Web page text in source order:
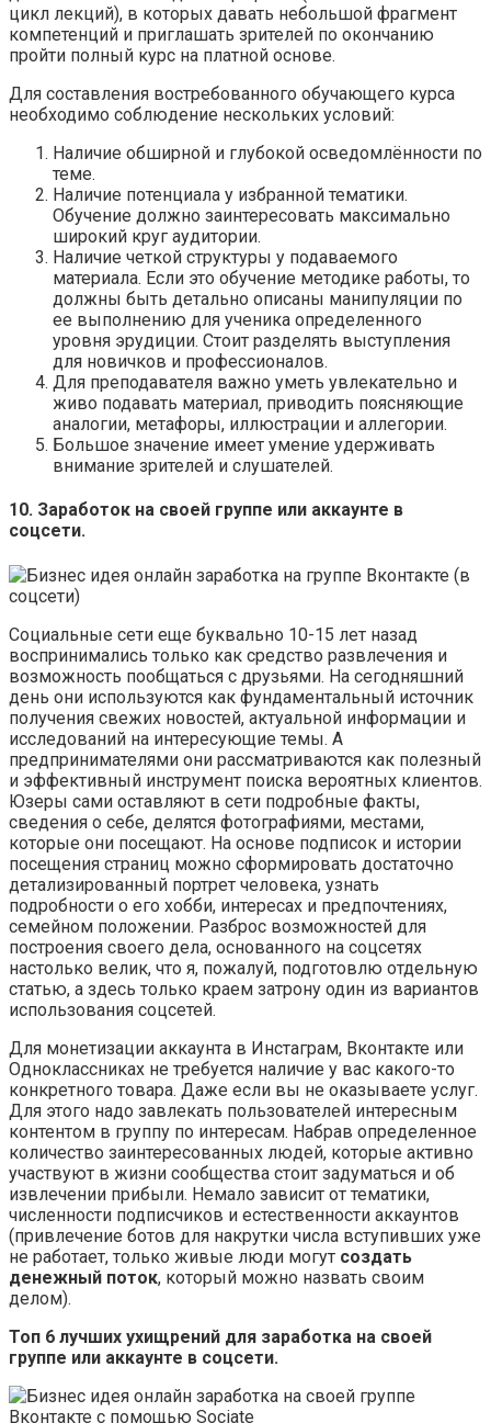
цикл лекций), в которых давать небольшой фрагмент
компетенций и приглашать зрителей по окончанию
пройти полный курс на платной основе.
Для составления востребованного обучающего курса
необходимо соблюдение нескольких условий:
Наличие обширной и глубокой осведомлённости по
теме.
Наличие потенциала у избранной тематики.
Обучение должно заинтересовать максимально
широкий круг аудитории.
Наличие четкой структуры у подаваемого
материала. Если это обучение методике работы, то
должны быть детально описаны манипуляции по
ее выполнению для ученика определенного
уровня эрудиции. Стоит разделять выступления
для новичков и профессионалов.
Для преподавателя важно уметь увлекательно и
живо подавать материал, приводить поясняющие
аналогии, метафоры, иллюстрации и аллегории.
Большое значение имеет умение удерживать
внимание зрителей и слушателей.
10. Заработок на своей группе или аккаунте в
соцсети.
Социальные сети еще буквально 10-15 лет назад
воспринимались только как средство развлечения и
возможность пообщаться с друзьями. На сегодняшний
день они используются как фундаментальный источник
получения свежих новостей, актуальной информации и
исследований на интересующие темы. А
предпринимателями они рассматриваются как полезный
и эффективный инструмент поиска вероятных клиентов.
Юзеры сами оставляют в сети подробные факты,
сведения о себе, делятся фотографиями, местами,
которые они посещают. На основе подписок и истории
посещения страниц можно сформировать достаточно
детализированный портрет человека, узнать
подробности о его хобби, интересах и предпочтениях,
семейном положении. Разброс возможностей для
построения своего дела, основанного на соцсетях
настолько велик, что я, пожалуй, подготовлю отдельную
статью, а здесь только краем затрону один из вариантов
использования соцсетей.
Для монетизации аккаунта в Инстаграм, Вконтакте или
Одноклассниках не требуется наличие у вас какого-то
конкретного товара. Даже если вы не оказываете услуг.
Для этого надо завлекать пользователей интересным
контентом в группу по интересам. Набрав определенное
количество заинтересованных людей, которые активно
участвуют в жизни сообщества стоит задуматься и об
извлечении прибыли. Немало зависит от тематики,
численности подписчиков и естественности аккаунтов
(привлечение ботов для накрутки числа вступивших уже
не работает, только живые люди могут создать
денежный поток, который можно назвать своим
делом).
Топ 6 лучших ухищрений для заработка на своей
группе или аккаунте в соцсети.